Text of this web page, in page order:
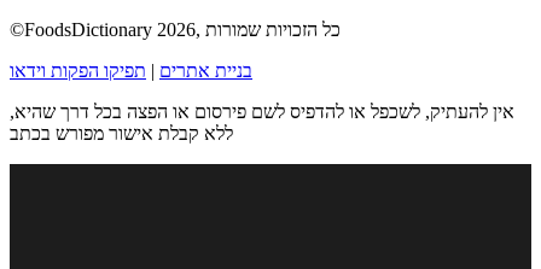
©FoodsDictionary 2026, כל הזכויות שמורות
בניית אתרים | תפיקו הפקות וידאו
אין להעתיק, לשכפל או להדפיס לשם פירסום או הפצה בכל דרך שהיא,
ללא קבלת אישור מפורש בכתב